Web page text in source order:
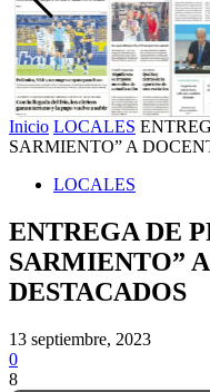
Inicio LOCALES
SARMIENTO” A
LOCALES
ENTREGA DE
SARMIENTO”
DESTACADOS
13 septiembre, 2023
0
8